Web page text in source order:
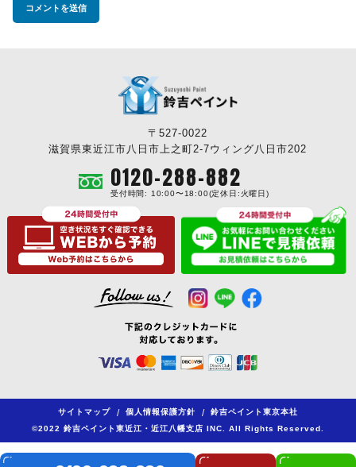
〒527-0022
滋賀県東近江市八日市上之町2-7ウィング八日市202
0120-288-882
受付時間: 10:00〜18:00(定休日:火曜日)
サイトマップ / 個人情報保護方針 /
鈴吉ペイント東京本社
©2022 鈴吉ペイント東近江・近江八幡支店 INC. All Rights Reserved.